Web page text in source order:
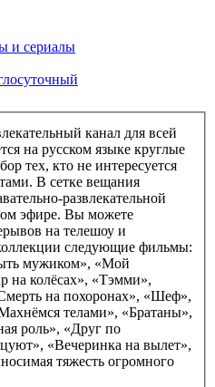
и сериалы
канал для всей
на русском языке круглые
тех, кто не интересуется
В сетке вещания
развлекательной
эфире. Вы можете
на телешоу и
следующие фильмы:
мужиком», «Мой
на колёсах», «Тэмми»,
на похоронах», «Шеф»,
телами», «Братаны»,
роль», «Друг по
«Вечеринка на вылет»,
тяжесть огромного